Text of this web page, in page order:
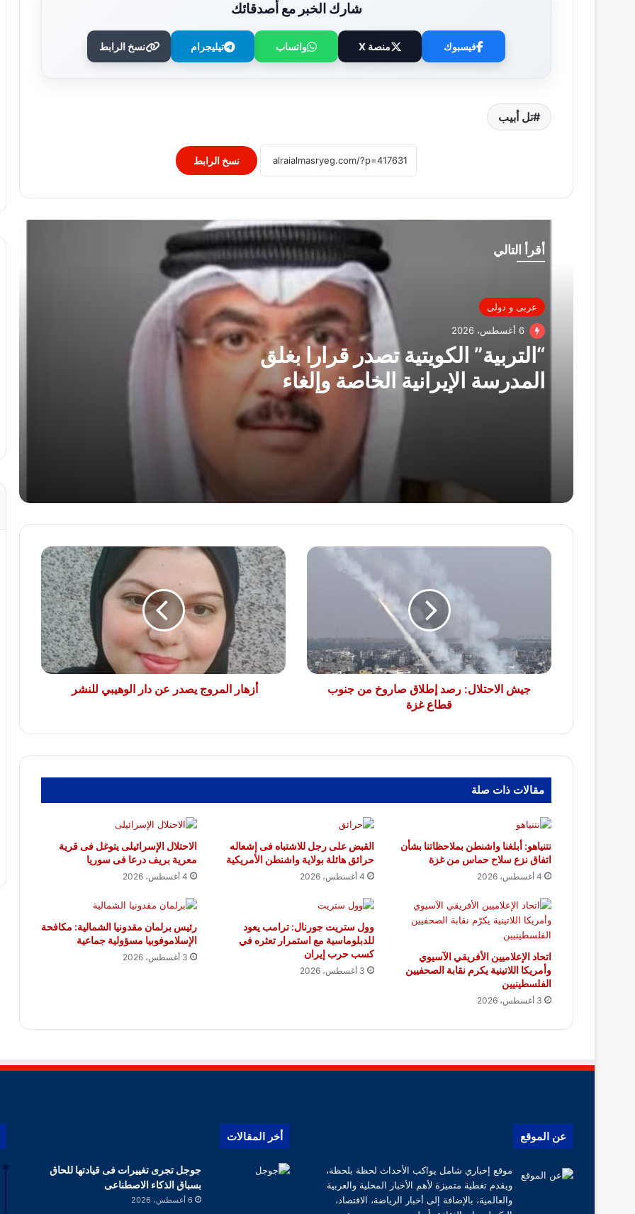
شارك الخبر مع أصدقائك
فيسبوك منصة X واتساب تيليجرام نسخ الرابط
تل أبيب
نسخ الرابط
أقرأ التالي
عربى و دولى
6 أغسطس، 2026
“التربية” الكويتية تصدر قرارا بغلق
المدرسة الإيرانية الخاصة وإلغاء
“التربية” الكويتية تصدر قرارا بغلق المدرسة
بكورسيكا
شراكة أقوى مع إسرائيل..
على بلدة برج الشمالي
لغز اختفاء مجتبى خامنئي يحير الولايات
المتحدة.. خبير: إما مات أو أصبح عاجزا
لمواجهة تهديدات ترامب.. تجنيد إلزامى ممتد
فى الدنمارك ونشر 100 جندي لأول مرة
بين الحرب والسلام.. هل تنجح الجهود
الأردن يؤيد بيان مصر وقطر وتركيا بإدانة
الانتهاكات الإسرائيلية فى غزة
مصادر أمنية بحرية: إصابة سفينة بضائع
بمقذوف قرب مضيق هرمز
جيش
جنوب
قطاع
غزة
جيش الاحتلال: رصد إطلاق صاروخ من جنوب
قطاع غزة
أزهار
المروج
يصدر
عن
دار
الوهيبي
للنشر
أزهار المروج يصدر عن دار الوهيبي للنشر
مقالات ذات صلة
نتنياهو: أبلغنا واشنطن بملاحظاتنا بشأن
اتفاق نزع سلاح حماس من غزة
4 أغسطس، 2026
القبض على رجل للاشتباه فى إشعاله
حرائق هائلة بولاية واشنطن الأمريكية
4 أغسطس، 2026
الاحتلال الإسرائيلى يتوغل فى قرية
معرية بريف درعا فى سوريا
4 أغسطس، 2026
اتحاد الإعلاميين الأفريقي الآسيوي
وأمريكا اللاتينية يكرم نقابة الصحفيين
الفلسطينيين
3 أغسطس، 2026
وول ستريت جورنال: ترامب يعود
للدبلوماسية مع استمرار تعثره في
كسب حرب إيران
3 أغسطس، 2026
رئيس برلمان مقدونيا الشمالية: مكافحة
الإسلاموفوبيا مسؤولية جماعية
3 أغسطس، 2026
عن الموقع
موقع إخباري شامل يواكب الأحداث لحظة بلحظة،
ويقدم تغطية متميزة لأهم الأخبار المحلية والعربية
والعالمية، بالإضافة إلى أخبار الرياضة، الاقتصاد،
أخر المقالات
جوجل تجرى تغييرات فى قيادتها للحاق
بسباق الذكاء الاصطناعى
6 أغسطس، 2026